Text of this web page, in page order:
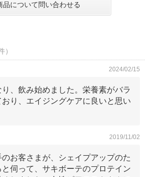
品について問い合わせる
）
2024/02/15
、飲み始めました。栄養素がバラ
り、エイジングケアに良いと思い
2019/11/02
お客さまが、シェイプアップのた
伺って、サキボーテのプロテイン